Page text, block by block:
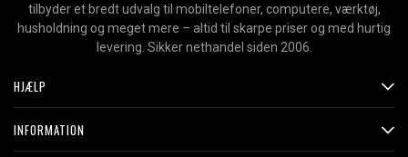
tilbyder et bredt udvalg til mobiltelefoner, computere, værktøj,
husholdning og meget mere – altid til skarpe priser og med hurtig
levering. Sikker nethandel siden 2006.
HJÆLP
INFORMATION